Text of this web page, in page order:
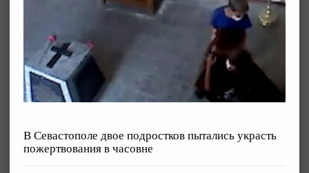
В Севастополе двое подростков пытались украсть
пожертвования в часовне